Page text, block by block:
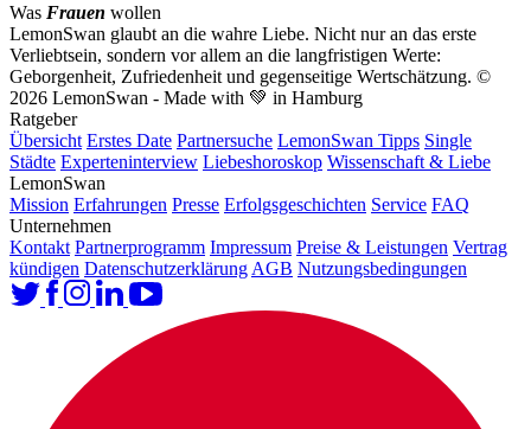
Was Frauen wollen
LemonSwan glaubt an die wahre Liebe. Nicht nur an das erste
Verliebtsein, sondern vor allem an die langfristigen Werte:
Geborgenheit, Zufriedenheit und gegenseitige Wertschätzung. ©
2026 LemonSwan - Made with 💚 in Hamburg
Ratgeber
Übersicht Erstes Date Partnersuche LemonSwan Tipps Single
Städte Experteninterview Liebeshoroskop Wissenschaft & Liebe
LemonSwan
Mission Erfahrungen Presse Erfolgsgeschichten Service FAQ
Unternehmen
Kontakt Partnerprogramm Impressum Preise & Leistungen Vertrag
kündigen Datenschutzerklärung AGB Nutzungsbedingungen